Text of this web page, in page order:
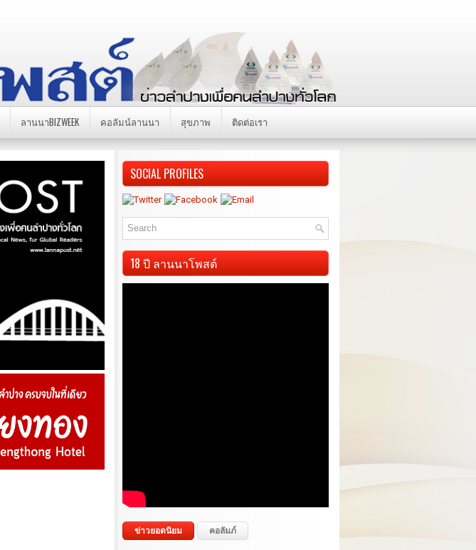
ลานนาBIZWEEK คอลัมน์ลานนา สุขภาพ ติดต่อเรา
SOCIAL PROFILES
18 ปี ลานนาโพสต์
ข่าวยอดนิยม คอลัมภ์